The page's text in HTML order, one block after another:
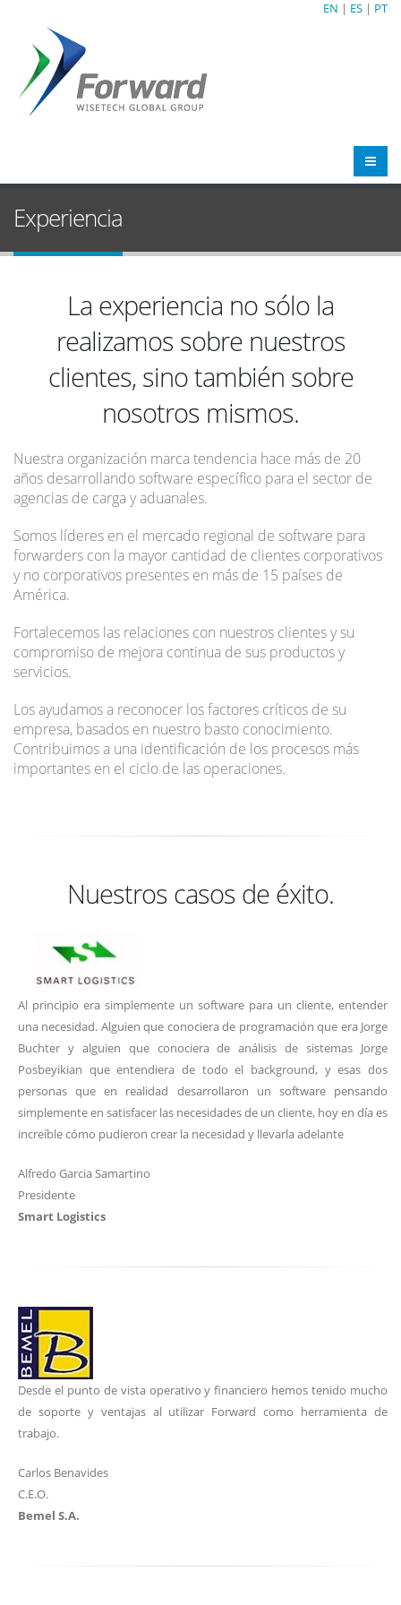
EN | ES | PT
Experiencia
La experiencia no sólo la
realizamos sobre nuestros
clientes, sino también sobre
nosotros mismos.
Nuestra organización marca tendencia hace más de 20
años desarrollando software específico para el sector de
agencias de carga y aduanales.
Somos líderes en el mercado regional de software para
forwarders con la mayor cantidad de clientes corporativos
y no corporativos presentes en más de 15 países de
América.
Fortalecemos las relaciones con nuestros clientes y su
compromiso de mejora continua de sus productos y
servicios.
Los ayudamos a reconocer los factores críticos de su
empresa, basados en nuestro basto conocimiento.
Contribuimos a una identificación de los procesos más
importantes en el ciclo de las operaciones.
Nuestros casos de éxito.
Al principio era simplemente un software para un cliente, entender
una necesidad. Alguien que conociera de programación que era Jorge
Buchter y alguien que conociera de análisis de sistemas Jorge
Posbeyikian que entendiera de todo el background, y esas dos
personas que en realidad desarrollaron un software pensando
simplemente en satisfacer las necesidades de un cliente, hoy en día es
increíble cómo pudieron crear la necesidad y llevarla adelante
Alfredo Garcia Samartino
Presidente
Smart Logistics
Desde el punto de vista operativo y financiero hemos tenido mucho
de soporte y ventajas al utilizar Forward como herramienta de
trabajo.
Carlos Benavides
C.E.O.
Bemel S.A.